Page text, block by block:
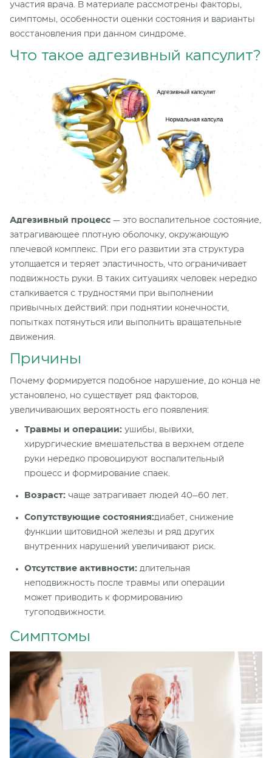
участия врача. В материале рассмотрены факторы,
симптомы, особенности оценки состояния и варианты
восстановления при данном синдроме.
Что такое адгезивный капсулит?
Адгезивный процесс — это воспалительное состояние,
затрагивающее плотную оболочку, окружающую
плечевой комплекс. При его развитии эта структура
утолщается и теряет эластичность, что ограничивает
подвижность руки. В таких ситуациях человек нередко
сталкивается с трудностями при выполнении
привычных действий: при поднятии конечности,
попытках потянуться или выполнить вращательные
движения.
Причины
Почему формируется подобное нарушение, до конца не
установлено, но существует ряд факторов,
увеличивающих вероятность его появления:
Травмы и операции: ушибы, вывихи,
хирургические вмешательства в верхнем отделе
руки нередко провоцируют воспалительный
процесс и формирование спаек.
Возраст: чаще затрагивает людей 40–60 лет.
Сопутствующие состояния:диабет, снижение
функции щитовидной железы и ряд других
внутренних нарушений увеличивают риск.
Отсутствие активности: длительная
неподвижность после травмы или операции
может приводить к формированию
тугоподвижности.
Симптомы